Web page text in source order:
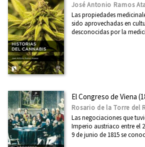
Administración pública
África
América Latina
Arquitectura
Arte
Asia
Cataluña
Ciencia
Cooperación y desarrollo
José Antonio Ramos
Las propiedades
sido aprovechadas en
desconocidas por la
El Congreso de Viena
Rosario de la Torre del
Las negociaciones que
Imperio austriaco entre el
9 de junio de 1815 se